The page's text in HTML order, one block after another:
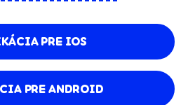
PRE IOS
PRE ANDROID